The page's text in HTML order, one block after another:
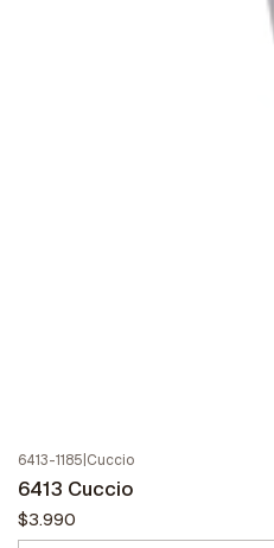
6413-1185 Cuccio
6413 Cuccio
$3.990